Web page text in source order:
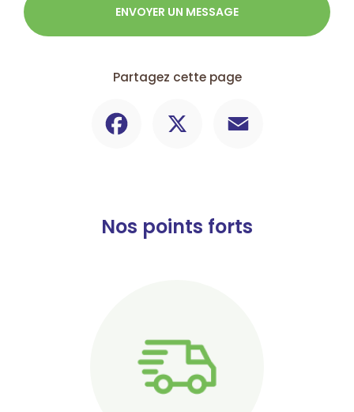
ENVOYER UN MESSAGE
Partagez cette page
Nos points forts